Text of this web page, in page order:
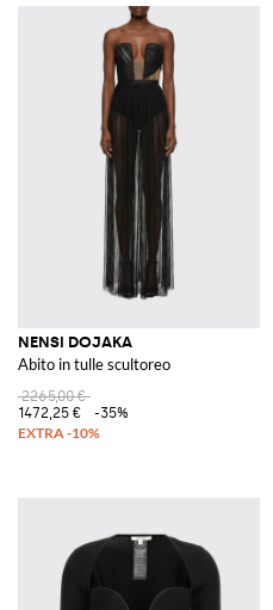
NENSI DOJAKA
Abito in tulle scultoreo
2265,00 €
1472,25 €
-35%